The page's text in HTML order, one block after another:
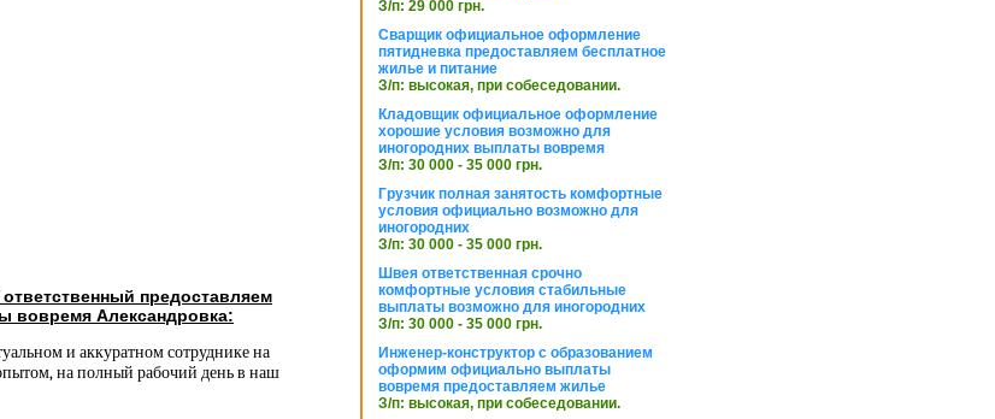
предоставляем
вовремя Александровка:
и аккуратном сотруднике на
на полный рабочий день в наш
З/п: 29 000 грн.
Сварщик официальное оформление
пятидневка предоставляем бесплатное
жилье и питание
З/п: высокая, при собеседовании.
Кладовщик официальное оформление
хорошие условия возможно для
иногородних выплаты вовремя
З/п: 30 000 - 35 000 грн.
Грузчик полная занятость комфортные
условия официально возможно для
иногородних
З/п: 30 000 - 35 000 грн.
Швея ответственная срочно
комфортные условия стабильные
выплаты возможно для иногородних
З/п: 30 000 - 35 000 грн.
Инженер-конструктор с образованием
оформим официально выплаты
вовремя предоставляем жилье
З/п: высокая, при собеседовании.